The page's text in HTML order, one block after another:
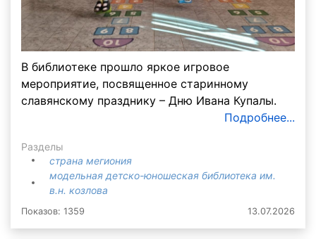
В библиотеке прошло яркое игровое
мероприятие, посвященное старинному
славянскому празднику – Дню Ивана Купалы.
Подробнее...
Разделы
страна мегиония
модельная детско-юношеская библиотека им.
в.н. козлова
Показов: 1359 13.07.2026